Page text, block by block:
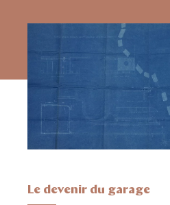
Le devenir du garage